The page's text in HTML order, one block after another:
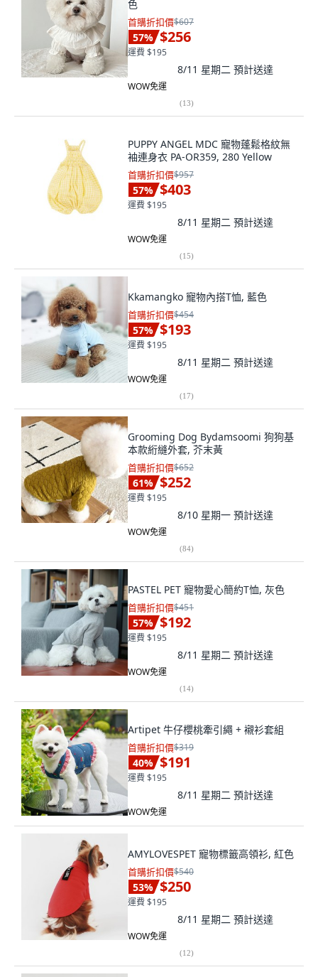
色
首購折扣價$607
57% $256
運費 $195
8/11 星期二 預計送達
WOW免運
(13)
PUPPY ANGEL MDC 寵物蓬鬆格紋無
袖連身衣 PA-OR359, 280 Yellow
首購折扣價$957
57% $403
運費 $195
8/11 星期二 預計送達
WOW免運
(15)
Kkamangko 寵物內搭T恤, 藍色
首購折扣價$454
57% $193
運費 $195
8/11 星期二 預計送達
WOW免運
(17)
Grooming Dog Bydamsoomi 狗狗基
本款絎縫外套, 芥末黃
首購折扣價$652
61% $252
運費 $195
8/10 星期一 預計送達
WOW免運
(84)
PASTEL PET 寵物愛心簡約T恤, 灰色
首購折扣價$451
57% $192
運費 $195
8/11 星期二 預計送達
WOW免運
(14)
Artipet 牛仔櫻桃牽引繩 + 襯衫套組
首購折扣價$319
40% $191
運費 $195
8/11 星期二 預計送達
WOW免運
AMYLOVESPET 寵物標籤高領衫, 紅色
首購折扣價$540
53% $250
運費 $195
8/11 星期二 預計送達
WOW免運
(12)